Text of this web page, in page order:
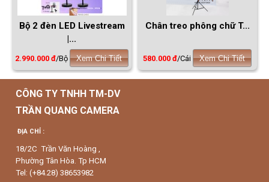
Bộ 2 đèn LED Livestream
|...
2.990.000 đ/Bộ Xem Chi Tiết
Chân treo phông chữ T...
580.000 đ/Cái Xem Chi Tiết
CÔNG TY TNHH TM-DV
TRẦN QUANG CAMERA
ĐỊA CHỈ :
18/2C Trần Văn Hoàng ,
Phường Tân Hòa. Tp HCM
Tel: (+84.28) 38653982